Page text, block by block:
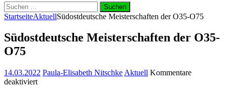
Suchen
nach:
StartseiteAktuellSüdostdeutsche Meisterschaften der O35-O75
Südostdeutsche Meisterschaften der O35-
O75
14.03.2022 Paula-Elisabeth Nitschke Aktuell Kommentare
deaktiviertfür